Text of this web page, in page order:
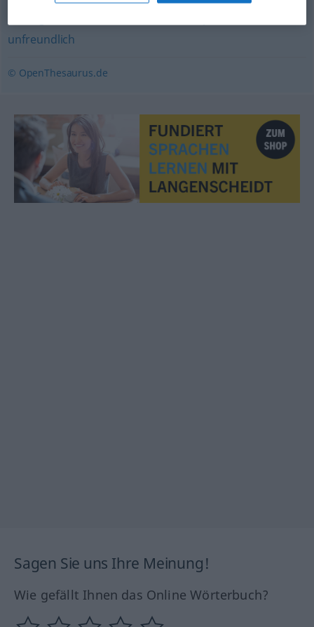
unfreundlich
© OpenThesaurus.de
Sagen Sie uns Ihre Meinung!
Wie gefällt Ihnen das Online Wörterbuch?